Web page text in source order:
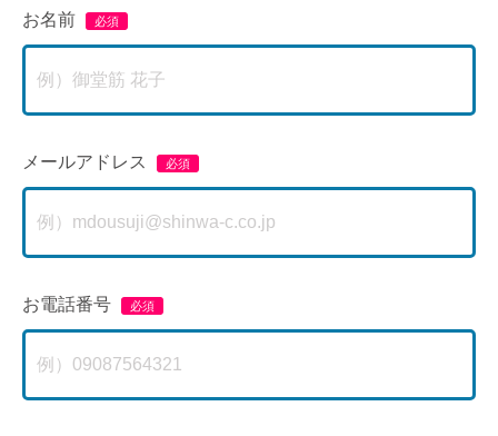
お名前
メールアドレス
お電話番号